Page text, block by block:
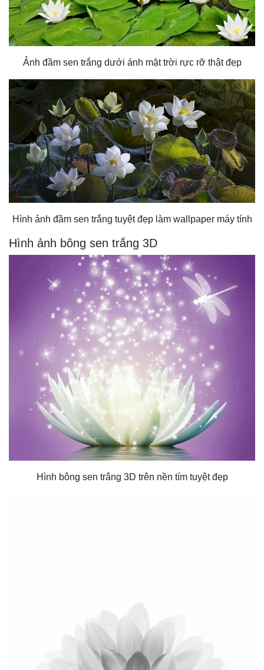
Ảnh đầm sen trắng dưới ánh mặt trời rực rỡ thật đẹp
Hình ảnh đầm sen trắng tuyệt đẹp làm wallpaper máy tính
Hình ảnh bông sen trắng 3D
Hình bông sen trắng 3D trên nền tím tuyệt đẹp